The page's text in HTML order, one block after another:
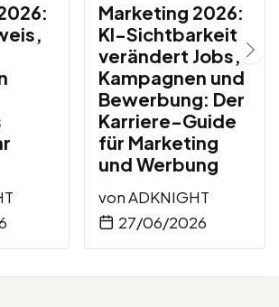
Marketing 2026:
KI-Sichtbarkeit
verändert Jobs,
Kampagnen und
Bewerbung: Der
Karriere-Guide
für Marketing
und Werbung
vonADKNIGHT
27/06/2026